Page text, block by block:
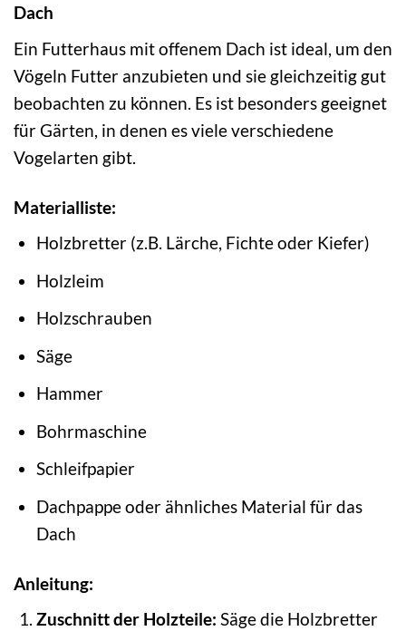
Dach
Ein Futterhaus mit offenem Dach ist ideal, um den
Vögeln Futter anzubieten und sie gleichzeitig gut
beobachten zu können. Es ist besonders geeignet
für Gärten, in denen es viele verschiedene
Vogelarten gibt.
Materialliste:
Holzbretter (z.B. Lärche, Fichte oder Kiefer)
Holzleim
Holzschrauben
Säge
Hammer
Bohrmaschine
Schleifpapier
Dachpappe oder ähnliches Material für das
Dach
Anleitung:
Zuschnitt der Holzteile: Säge die Holzbretter